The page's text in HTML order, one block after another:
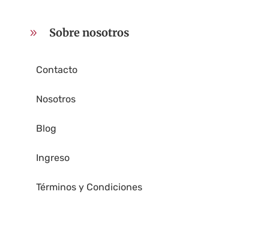
9 Sobre nosotros
Contacto
Nosotros
Blog
Ingreso
Términos y Condiciones